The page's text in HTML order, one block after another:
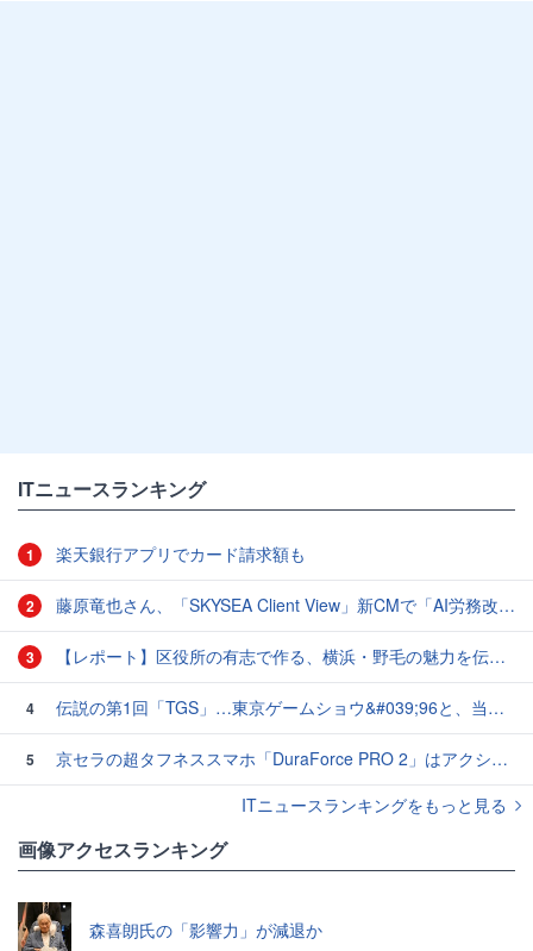
ITニュースランキング
1 楽天銀行アプリでカード請求額も
2 藤原竜也さん、「SKYSEA Client View」新CMで「AI労務改善」をアピール 働き方をAIが分析したら「すぐに休んで」と言われる？
3 【レポート】区役所の有志で作る、横浜・野毛の魅力を伝えるCM
4 伝説の第1回「TGS」…東京ゲームショウ&#039;96と、当時のベストゲーム10本：レトロゲーム浪漫街道
5
京セラの超タフネススマホ「DuraForce PRO 2」はアクションカムとしても優秀
ITニュースランキングをもっと見る
画像アクセスランキング
森喜朗氏の「影響力」が減退か